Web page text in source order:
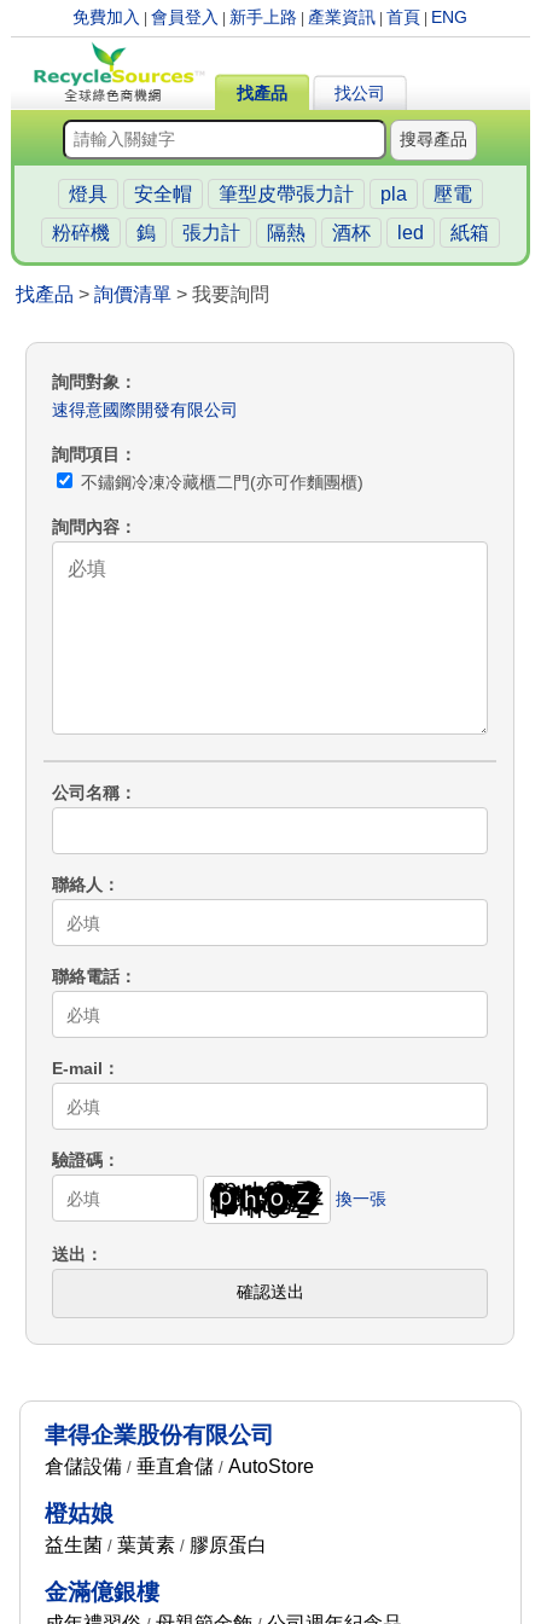
免費加入 |會員登入 新手上路 產業資訊 |首頁 ENG
找產品 找公司
搜尋產品
燈具 安全帽 筆型皮帶張力計 pla
壓電
粉碎機
鎢 張力計 隔熱 酒杯 led 紙箱
找產品 >詢價清單 > 我要詢問
詢問對象
速得意國際開發有限公司
詢問項目
不鏽鋼冷凍冷藏櫃二門(亦可作麵團櫃)
詢問內容
公司名稱
聯絡人
聯絡電話
E-mail
驗證碼
換一張
送出
確認送出
聿得企業股份有限公司
倉儲設備/ 垂直倉儲/ AutoStore
橙姑娘
益生菌 / 葉黃素/ 膠原蛋白
金滿億銀樓